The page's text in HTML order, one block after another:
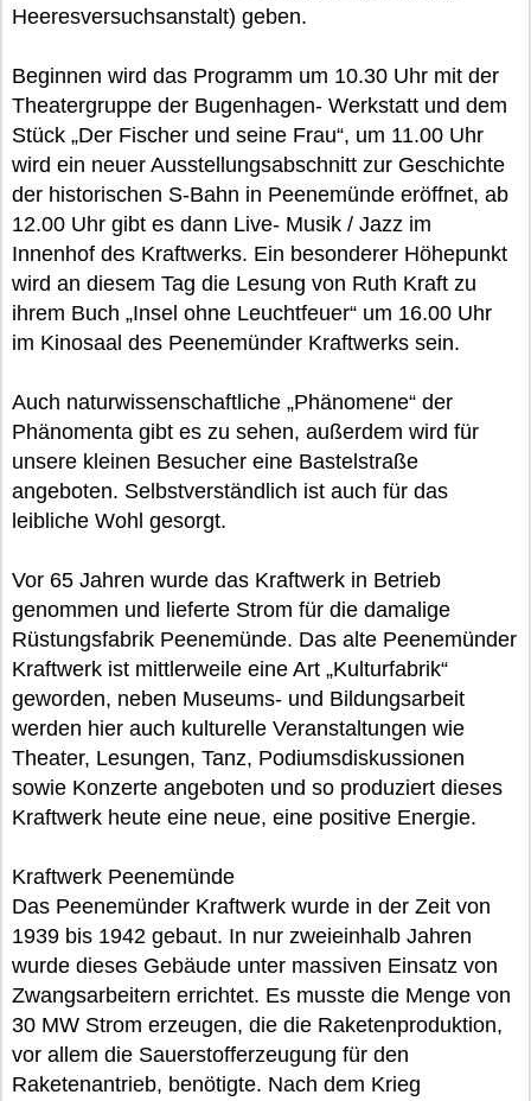
Heeresversuchsanstalt) geben.
Beginnen wird das Programm um 10.30 Uhr mit der
Theatergruppe der Bugenhagen- Werkstatt und dem
Stück „Der Fischer und seine Frau“, um 11.00 Uhr
wird ein neuer Ausstellungsabschnitt zur Geschichte
der historischen S-Bahn in Peenemünde eröffnet, ab
12.00 Uhr gibt es dann Live- Musik / Jazz im
Innenhof des Kraftwerks. Ein besonderer Höhepunkt
wird an diesem Tag die Lesung von Ruth Kraft zu
ihrem Buch „Insel ohne Leuchtfeuer“ um 16.00 Uhr
im Kinosaal des Peenemünder Kraftwerks sein.
Auch naturwissenschaftliche „Phänomene“ der
Phänomenta gibt es zu sehen, außerdem wird für
unsere kleinen Besucher eine Bastelstraße
angeboten. Selbstverständlich ist auch für das
leibliche Wohl gesorgt.
Vor 65 Jahren wurde das Kraftwerk in Betrieb
genommen und lieferte Strom für die damalige
Rüstungsfabrik Peenemünde. Das alte Peenemünder
Kraftwerk ist mittlerweile eine Art „Kulturfabrik“
geworden, neben Museums- und Bildungsarbeit
werden hier auch kulturelle Veranstaltungen wie
Theater, Lesungen, Tanz, Podiumsdiskussionen
sowie Konzerte angeboten und so produziert dieses
Kraftwerk heute eine neue, eine positive Energie.
Kraftwerk Peenemünde
Das Peenemünder Kraftwerk wurde in der Zeit von
1939 bis 1942 gebaut. In nur zweieinhalb Jahren
wurde dieses Gebäude unter massiven Einsatz von
Zwangsarbeitern errichtet. Es musste die Menge von
30 MW Strom erzeugen, die die Raketenproduktion,
vor allem die Sauerstofferzeugung für den
Raketenantrieb, benötigte. Nach dem Krieg